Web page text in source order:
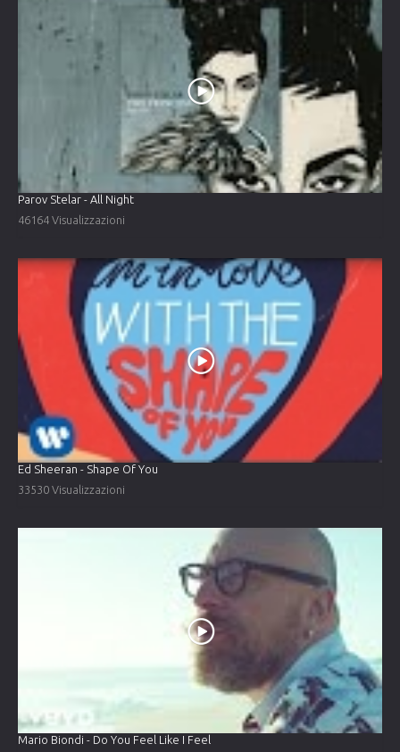
Parov Stelar - All Night
46164 Visualizzazioni
Ed Sheeran - Shape Of You
33530 Visualizzazioni
Mario Biondi - Do You Feel Like I Feel